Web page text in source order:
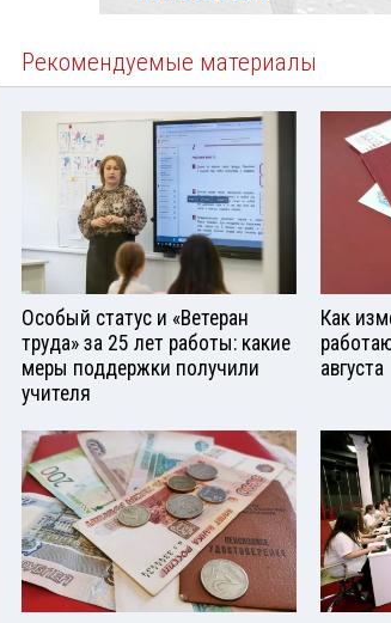
Рекомендуемые материалы
Особый статус и «Ветеран
труда» за 25 лет работы: какие
меры поддержки получили
учителя
Как
августа